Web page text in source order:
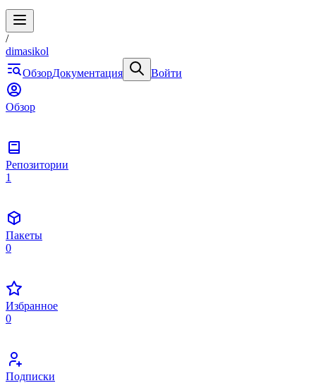
/
dimasikol
ОбзорДокументация Войти
Обзор
Репозитории
1
Пакеты
0
Избранное
0
Подписки